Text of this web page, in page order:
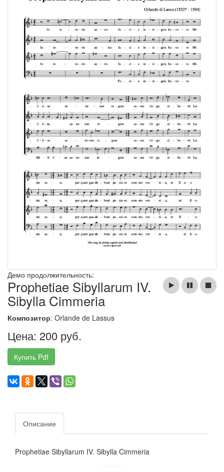
Демо продолжительность:
Prophetiae Sibyllarum IV.
Sibylla Cimmeria
Композитор: Orlande de Lassus
Цена: 200 руб.
Купить Pdf
Описание
Prophetiae Sibyllarum IV. Sibylla Cimmeria